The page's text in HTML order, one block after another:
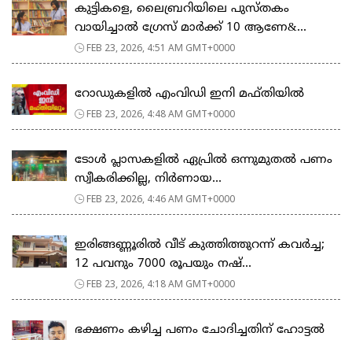
കുട്ടികളെ, ലൈബ്രറിയിലെ പുസ്തകം
വായിച്ചാല്‍ ഗ്രേസ് മാര്‍ക്ക് 10 ആണേ&...
FEB 23, 2026, 4:51 AM GMT+0000
റോഡുകളില്‍ എംവിഡി ഇനി മഫ്തിയില്‍
FEB 23, 2026, 4:48 AM GMT+0000
ടോള്‍ പ്ലാസകളില്‍ ഏപ്രില്‍ ഒന്നുമുതല്‍ പണം
സ്വീകരിക്കില്ല, നിര്‍ണായ...
FEB 23, 2026, 4:46 AM GMT+0000
ഇരിങ്ങണ്ണൂരിൽ വീട് കുത്തിത്തുറന്ന് കവർച്ച;
12 പവനും 7000 രൂപയും നഷ്...
FEB 23, 2026, 4:18 AM GMT+0000
ഭക്ഷണം കഴിച്ച പണം ചോദിച്ചതിന് ഹോട്ടൽ